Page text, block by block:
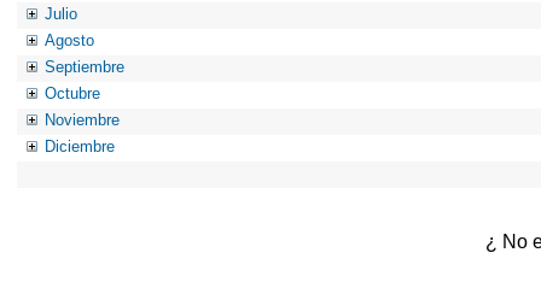
Julio
Agosto
Septiembre
Octubre
Noviembre
Diciembre
¿ No